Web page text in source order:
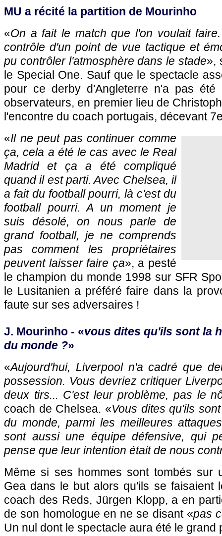
MU a récité la partition de Mourinho
«On a fait le match que l'on voulait
contrôle d'un point de vue tactique et
pu contrôler l'atmosphère dans le stade»,
le Special One. Sauf que le spectacle
pour ce derby d'Angleterre n'a pas
observateurs, en premier lieu de
l'encontre du coach portugais, décevant
«Il ne peut pas continuer comme
ça, cela a été le cas avec le Real
Madrid et ça a été compliqué
quand il est parti. Avec Chelsea, il
a fait du football pourri, là c'est du
football pourri. A un moment je
suis désolé, on nous parle de
grand football, je ne comprends
pas comment les propriétaires
peuvent laisser faire ça», a pesté
le champion du monde 1998 sur SFR
le Lusitanien a préféré faire dans la
faute sur ses adversaires !
J. Mourinho - «vous dites qu'ils sont la
du monde ?»
«Aujourd'hui, Liverpool n'a cadré que
possession. Vous devriez critiquer
deux tirs... C'est leur problème, pas le
coach de Chelsea. «Vous dites qu'ils
du monde, parmi les meilleures
sont aussi une équipe défensive, qui
pense que leur intention était de nous
Même si ses hommes sont tombés sur
Gea dans le but alors qu'ils se faisaient
coach des Reds, Jürgen Klopp, a en
de son homologue en ne se disant «pas
Un nul dont le spectacle aura été le